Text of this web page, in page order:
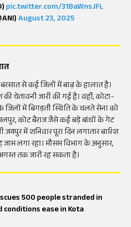
pic.twitter.com/31BaWnsJFL
August 23, 2025
बरसात से कई जिलों में बाढ़ के हालात है।
चेतावनी जारी की गई है। वहीं, कोटा-
जिलों में बिगड़ती स्थिति के चलते सेना को
कोट बैराज जैसे कई बड़े बांधों के गेट
में शनिवार पूरा दिन लगातार बारिश
लगा रहा। मौसम विभाग के अनुसार,
तक जारी रह सकता है।
500 people stranded in
conditions ease in Kota